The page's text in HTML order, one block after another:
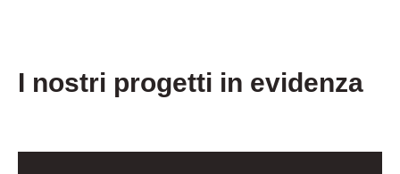
I nostri progetti in evidenza